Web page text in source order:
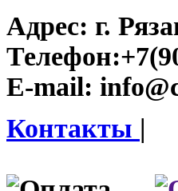
Адрес: г.
Телефон:
E-mail:
Контакты |